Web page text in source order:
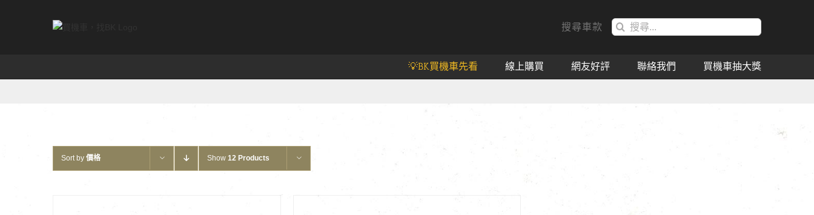
搜尋車款
搜
💡BK買機車先看 線上購買 網友好評 聯絡我們 買機車抽大獎
Sort by 價格 Show 12 Products